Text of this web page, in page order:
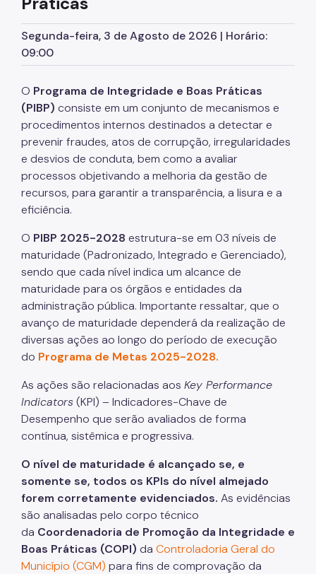
Subprefeitos
Dados
Imprensa
Notícias
Bosques Urbanos
Flor e Cidade
Recapeamento
CONVIAS
Programa de Silêncio Urbano (PSIU)
CLIMP
DEGUOS - Departamento Geral de Uso e Ocupação
De Solo
Segunda-feira, 3 de Agosto de 2026 | Horário:
09:00
O Programa de Integridade e Boas Práticas
(PIBP) consiste em um conjunto de mecanismos e
procedimentos internos destinados a detectar e
prevenir fraudes, atos de corrupção, irregularidades
e desvios de conduta, bem como a avaliar
processos objetivando a melhoria da gestão de
recursos, para garantir a transparência, a lisura e a
eficiência.
O PIBP 2025-2028 estrutura-se em 03 níveis de
maturidade (Padronizado, Integrado e Gerenciado),
sendo que cada nível indica um alcance de
maturidade para os órgãos e entidades da
administração pública. Importante ressaltar, que o
avanço de maturidade dependerá da realização de
diversas ações ao longo do período de execução
do Programa de Metas 2025-2028.
As ações são relacionadas aos Key Performance
Indicators (KPI) – Indicadores-Chave de
Desempenho que serão avaliados de forma
contínua, sistêmica e progressiva.
O nível de maturidade é alcançado se, e
somente se, todos os KPIs do nível almejado
forem corretamente evidenciados. As evidências
são analisadas pelo corpo técnico
da Coordenadoria de Promoção da Integridade e
Boas Práticas (COPI) da Controladoria Geral do
Município (CGM) para fins de comprovação da